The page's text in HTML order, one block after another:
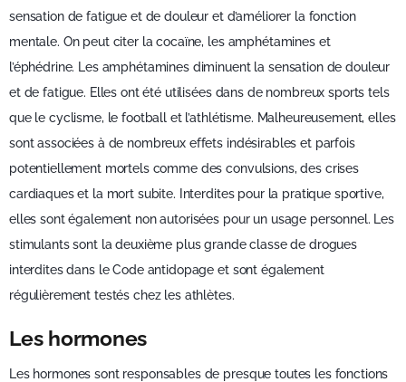
sensation de fatigue et de douleur et d’améliorer la fonction
mentale. On peut citer la cocaïne, les amphétamines et
l’éphédrine. Les amphétamines diminuent la sensation de douleur
et de fatigue. Elles ont été utilisées dans de nombreux sports tels
que le cyclisme, le football et l’athlétisme. Malheureusement, elles
sont associées à de nombreux effets indésirables et parfois
potentiellement mortels comme des convulsions, des crises
cardiaques et la mort subite. Interdites pour la pratique sportive,
elles sont également non autorisées pour un usage personnel. Les
stimulants sont la deuxième plus grande classe de drogues
interdites dans le Code antidopage et sont également
régulièrement testés chez les athlètes.
Les hormones
Les hormones sont responsables de presque toutes les fonctions